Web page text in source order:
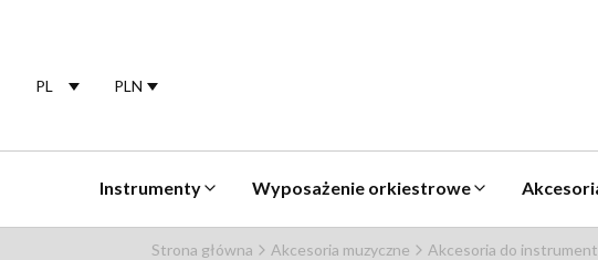
PL PLN
Instrumenty Wyposażenie orkiestrowe
Strona główna Akcesoria muzyczne Akcesoria do